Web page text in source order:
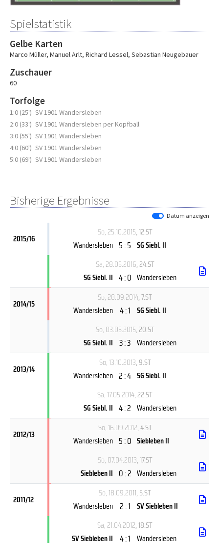
Spielstatistik
Gelbe Karten
Marco Müller, Manuel Arlt, Richard Lessel, Sebastian Neugebauer
Zuschauer
60
Torfolge
1:0 (25') SV 1901 Wandersleben
2:0 (33') SV 1901 Wandersleben per Kopfball
3:0 (55') SV 1901 Wandersleben
4:0 (60') SV 1901 Wandersleben
5:0 (69') SV 1901 Wandersleben
Bisherige Ergebnisse
Datum anzeigen
2015/16
So, 25.10.2015, 12.ST
Wandersleben 5 : 5 SG Siebl. II
Sa, 28.05.2016, 24.ST
SG Siebl. II 4 : 0 Wandersleben
2014/15
So, 28.09.2014, 7.ST
Wandersleben 4 : 1 SG Siebl. II
So, 03.05.2015, 20.ST
SG Siebl. II 3 : 3 Wandersleben
2013/14
So, 13.10.2013, 9.ST
Wandersleben 2 : 4 SG Siebl. II
Sa, 17.05.2014, 22.ST
SG Siebl. II 4 : 2 Wandersleben
2012/13
So, 16.09.2012, 4.ST
Wandersleben 5 : 0 Siebleben II
So, 07.04.2013, 17.ST
Siebleben II 0 : 2 Wandersleben
2011/12
So, 18.09.2011, 5.ST
Wandersleben 2 : 1 SV Siebleben II
Sa, 21.04.2012, 18.ST
SV Siebleben II 4 : 1 Wandersleben